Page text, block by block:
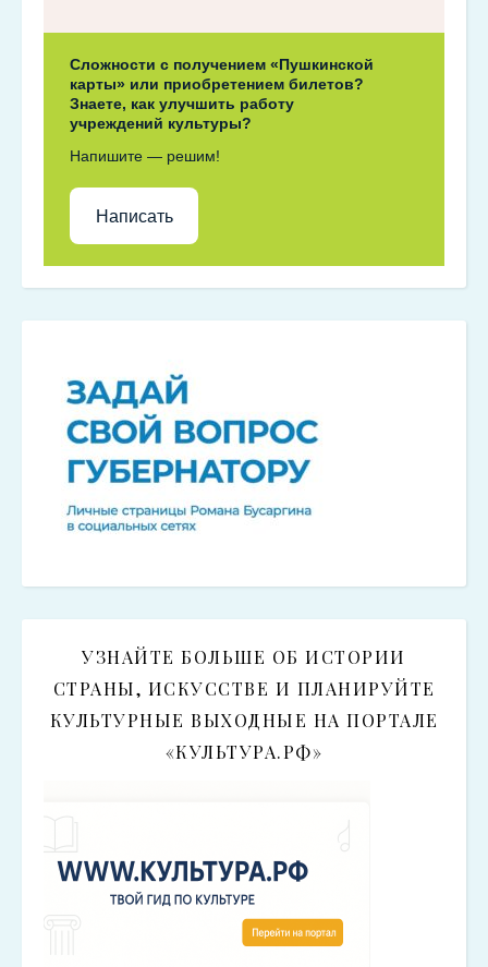
Сложности с получением «Пушкинской
карты» или приобретением билетов?
Знаете, как улучшить работу
учреждений культуры?
Напишите — решим!
Написать
УЗНАЙТЕ БОЛЬШЕ ОБ ИСТОРИИ
СТРАНЫ, ИСКУССТВЕ И ПЛАНИРУЙТЕ
КУЛЬТУРНЫЕ ВЫХОДНЫЕ НА ПОРТАЛЕ
«КУЛЬТУРА.РФ»